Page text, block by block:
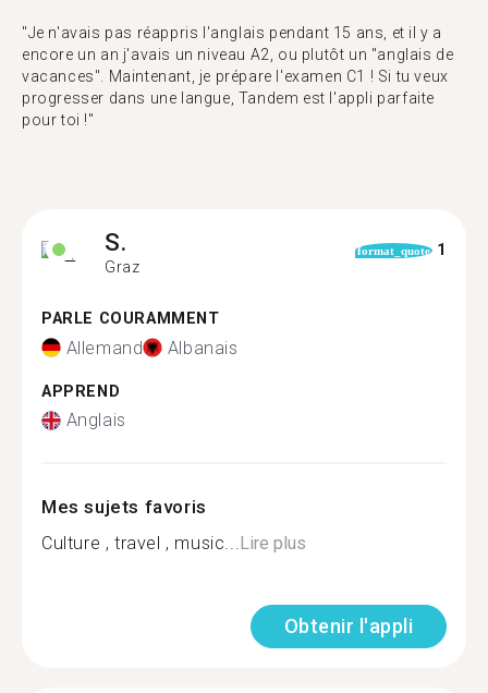
"Je n'avais pas réappris l'anglais pendant 15 ans, et il y a
encore un an j'avais un niveau A2, ou plutôt un "anglais de
vacances". Maintenant, je prépare l'examen C1 ! Si tu veux
progresser dans une langue, Tandem est l'appli parfaite
pour toi !"
S.
Graz
format_quote 1
PARLE COURAMMENT
Allemand Albanais
APPREND
Anglais
Mes sujets favoris
Culture , travel , music...Lire plus
Obtenir l'appli